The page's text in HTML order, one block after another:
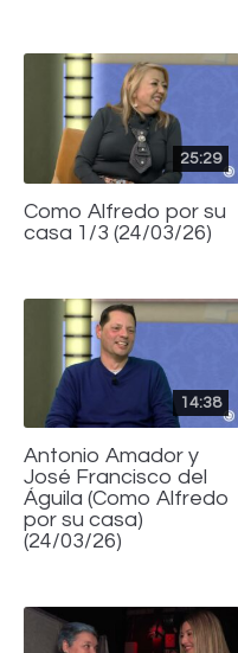
25:29
Como Alfredo por su
casa 1/3 (24/03/26)
14:38
Antonio Amador y
José Francisco del
Águila (Como Alfredo
por su casa)
(24/03/26)